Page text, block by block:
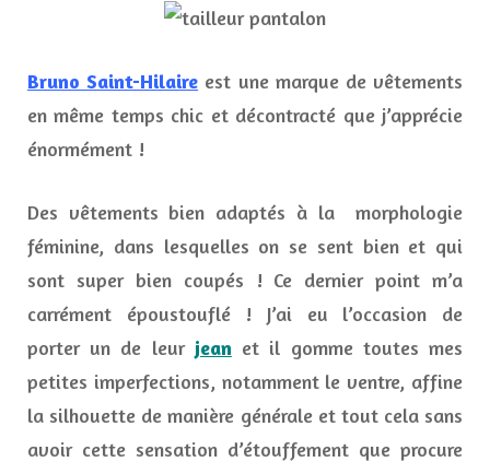
par
Bruno Saint-Hilaire est une marque de vêtements
en même temps chic et décontracté que j’apprécie
énormément !
Des vêtements bien adaptés à la morphologie
féminine, dans lesquelles on se sent bien et qui
sont super bien coupés ! Ce dernier point m’a
carrément époustouflé ! J’ai eu l’occasion de
porter un de leur jean et il gomme toutes mes
petites imperfections, notamment le ventre, affine
la silhouette de manière générale et tout cela sans
avoir cette sensation d’étouffement que procure